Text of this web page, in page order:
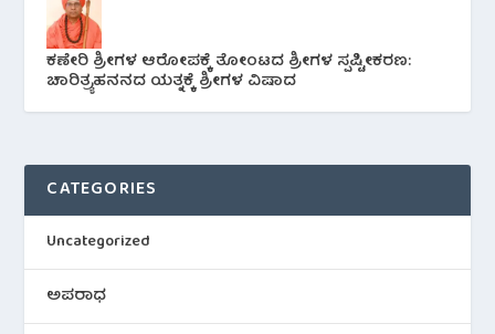
ಕಣೇರಿ ಶ್ರೀಗಳ ಆರೋಪಕ್ಕೆ ತೋಂಟದ ಶ್ರೀಗಳ ಸ್ಪಷ್ಟೀಕರಣ:
ಚಾರಿತ್ರ್ಯಹನನದ ಯತ್ನಕ್ಕೆ ಶ್ರೀಗಳ ವಿಷಾದ
CATEGORIES
Uncategorized
ಅಪರಾಧ